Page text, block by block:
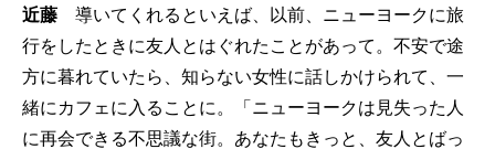
近藤 導いてくれるといえば、以前、ニューヨークに旅
行をしたときに友人とはぐれたことがあって。不安で途
方に暮れていたら、知らない女性に話しかけられて、一
緒にカフェに入ることに。「ニューヨークは見失った人
に再会できる不思議な街。あなたもきっと、友人とばっ